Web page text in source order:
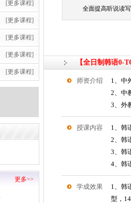
[更多课程]
[更多课程]
[更多课程]
[更多课程]
[更多课程]
更多>>
全面提高听说读
【全日制韩语0-
师资介绍
1、中
2、中
3、外
授课内容
1、韩
2、韩
3、韩
4、韩
学成效果
1、韩
型，